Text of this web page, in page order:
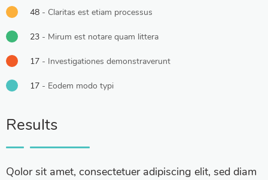
48 - Claritas est etiam processus
23 - Mirum est notare quam littera
17 - Investigationes demonstraverunt
17 - Eodem modo typi
Results
Qolor sit amet, consectetuer adipiscing elit, sed diam